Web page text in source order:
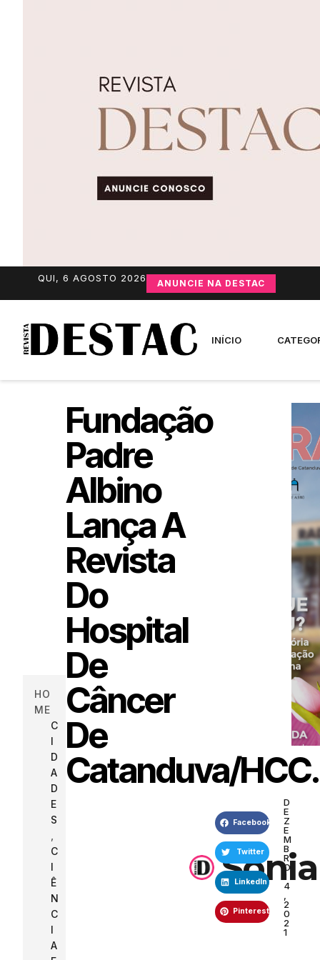
QUI, 6 AGOSTO 2026 ANUNCIE NA DESTAC
INÍCIO
HO
ME
C
I
D
A
D
E
S
C
I
Ê
N
C
I
A
Fundação
Padre
Albino
Lança A
Revista
Do
Hospital
De
Câncer
De
Catanduva/HCC.
Sonia
Facebook
Twitter
LinkedIn
Pinterest
D
E
Z
E
M
B
R
O
1
4
2
0
2
1